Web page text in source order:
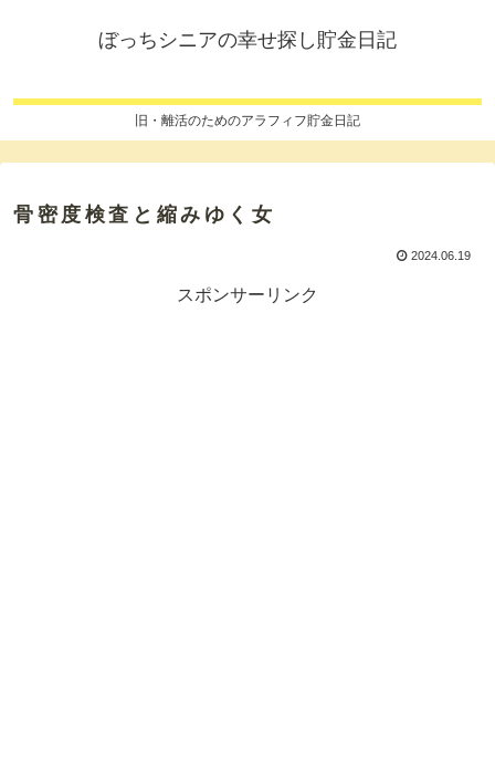
ぼっちシニアの幸せ探し貯金日記
旧・離活のためのアラフィフ貯金日記
骨密度検査と縮みゆく女
2024.06.19
スポンサーリンク